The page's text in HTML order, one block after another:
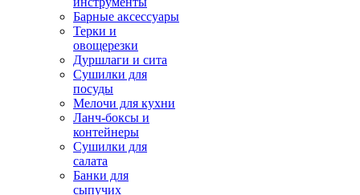
Барные аксессуары
Терки и
овощерезки
Дуршлаги и сита
Сушилки для
посуды
Мелочи для кухни
Ланч-боксы и
контейнеры
Сушилки для
салата
Банки для
сыпучих